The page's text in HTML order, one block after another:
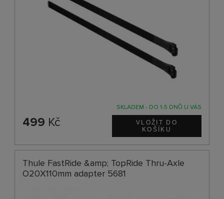
SKLADEM - DO 1-5 DNŮ U VÁS
499 Kč
Thule FastRide &amp; TopRide Thru-Axle
O20X110mm adapter 5681